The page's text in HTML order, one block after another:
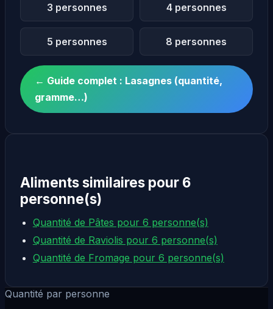
3 personnes 4 personnes
5 personnes 8 personnes
← Guide complet : Lasagnes (quantité,
gramme…)
Aliments similaires pour 6
personne(s)
Quantité de Pâtes pour 6 personne(s)
Quantité de Raviolis pour 6 personne(s)
Quantité de Fromage pour 6 personne(s)
Quantité par personne